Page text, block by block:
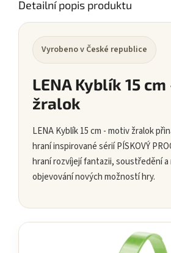
Detailní popis produktu
Vyrobeno v České republice
LENA Kyblík 15
žralok
LENA Kyblík 15 cm - motiv žralok
hraní inspirované sérií PÍSKOVÝ
hraní rozvíjejí fantazii, soustředění a
objevování nových možností hry.